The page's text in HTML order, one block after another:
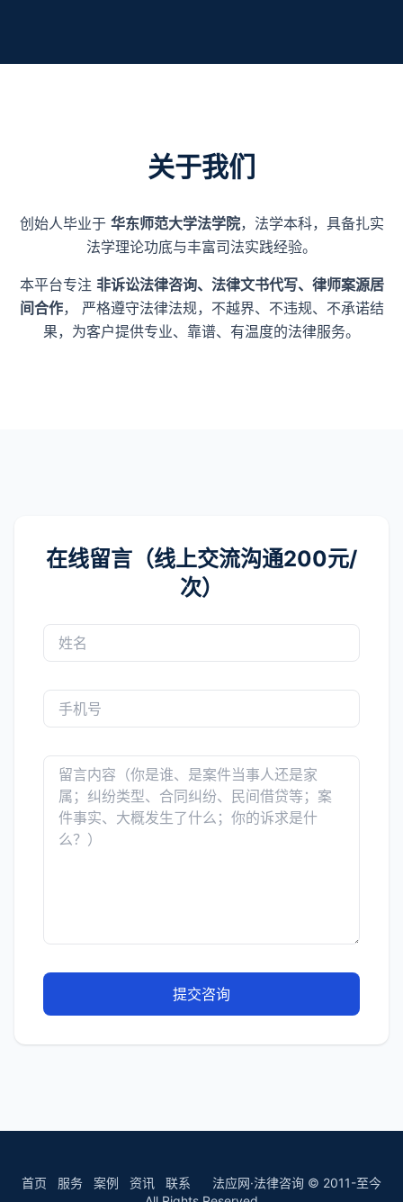
关于我们
创始人毕业于 华东师范大学法学院，法学本科，具备扎实
法学理论功底与丰富司法实践经验。
本平台专注 非诉讼法律咨询、法律文书代写、律师案源居
间合作， 严格遵守法律法规，不越界、不违规、不承诺结
果，为客户提供专业、靠谱、有温度的法律服务。
在线留言（线上交流沟通200元/
次）
提交咨询
首页 服务 案例 资讯 联系 法应网·法律咨询 © 2011-至今